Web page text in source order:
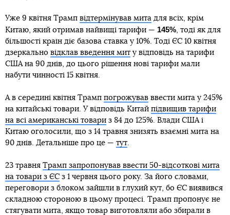
Уже 9 квітня Трамп відтермінував мита для всіх, крім
Китаю, який отримав найвищі тарифи — 145%, тоді як для
більшості країн діє базова ставка у 10%. Тоді ЄС 10 квітня
дзеркально відклав введення мит у відповідь на тарифи
США на 90 днів, до цього рішення нові тарифи мали
набути чинності 15 квітня.
А в середині квітня Трамп погрожував ввести мита у 245%
на китайські товари. У відповідь Китай підвищив тарифи
на всі американські товари з 84 до 125%. Влади США і
Китаю оголосили, що з 14 травня знизять взаємні мита на
90 днів. Детальніше про це — тут.
23 травня Трамп запропонував ввести 50-відсоткові мита
на товари з ЄС з 1 червня цього року. За його словами,
переговори з блоком зайшли в глухий кут, бо ЄС виявився
складною стороною в цьому процесі. Трамп пропонує не
стягувати мита, якщо товар виготовляли або збирали в